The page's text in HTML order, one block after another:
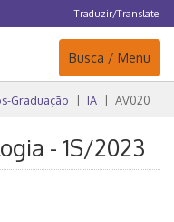
Traduzir/Translate
Navegação
Busca / Menu
Graduação IA AV020
- 1S/2023